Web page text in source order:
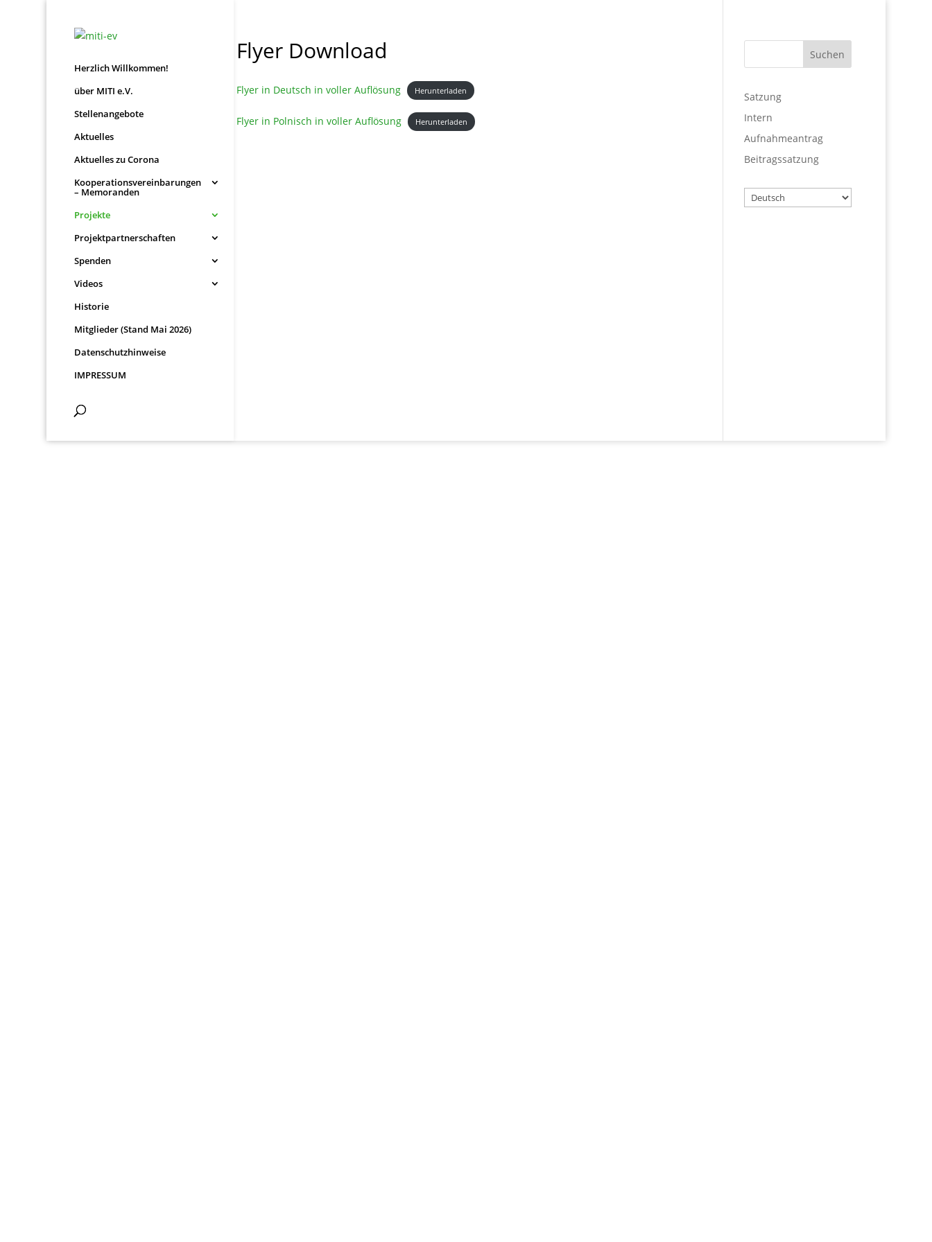
Herzlich Willkommen!
über MITI e.V.
Stellenangebote
Aktuelles
Aktuelles zu Corona
Kooperationsvereinbarungen
– Memoranden
Projekte
Projektpartnerschaften
Spenden
Videos
Historie
Mitglieder (Stand Mai 2026)
Datenschutzhinweise
IMPRESSUM
Flyer Download
Flyer in Deutsch in voller Auflösung Herunterladen
Flyer in Polnisch in voller Auflösung Herunterladen
Satzung
Intern
Aufnahmeantrag
Beitragssatzung
Wählen
Sie